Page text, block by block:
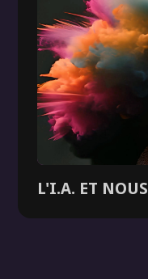
L'I.A. ET NOUS